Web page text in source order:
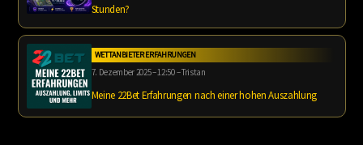
Stunden?
WETTANBIETER ERFAHRUNGEN
7. Dezember 2025 – 12:50 – Tristan
Meine 22Bet Erfahrungen nach einer hohen Auszahlung